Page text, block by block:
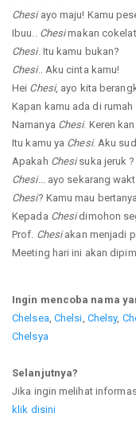
Chesiayo maju! Kamu
Ibuu.. Chesimakan
Chesi. Itu kamu bukan?
Chesi.. Aku cinta kamu!
Hei Chesi, ayo kita
Kapan kamu ada di rumah
Namanya Chesi. Keren kan
Itu kamu ya Chesi. Aku
Apakah Chesisuka jeruk ?
Chesi... ayo sekarang
Chesi? Kamu mau
Kepada Chesidimohon
Prof. Chesiakan menjadi
Meeting hari ini akan
Ingin mencoba nama
Chelsea Chelsi Chelsy,
Chelsya
Selanjutnya?
Jika ingin melihat
klik disini